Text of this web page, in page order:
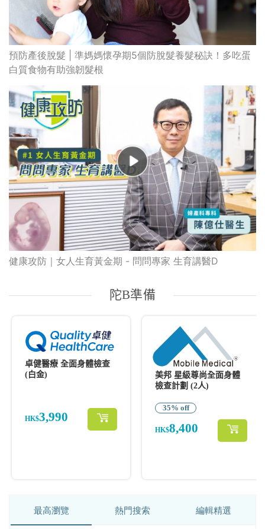
預防產後脫髮 | 準媽媽懷孕期5個防脫髮養髮秘訣！多吃蛋
白質食物有助強韌髮根
健康攻防｜女人生育黃金期 - 問問專家 生育講醫D
最高瀏覽 熱門搜索 編輯精選